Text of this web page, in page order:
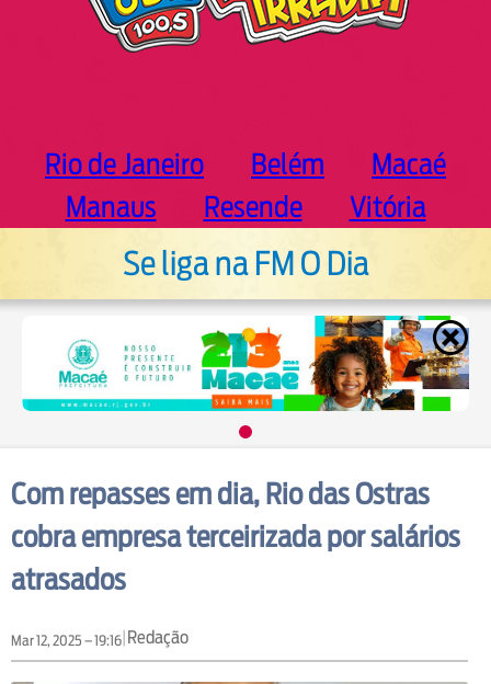
Rio de Janeiro Belém
Macaé
Manaus
Resende Vitória
Se liga na FM O Dia
Com repasses em dia, Rio das Ostras
cobra empresa terceirizada por salários
atrasados
Mar 12, 2025 – 19:16|Redação